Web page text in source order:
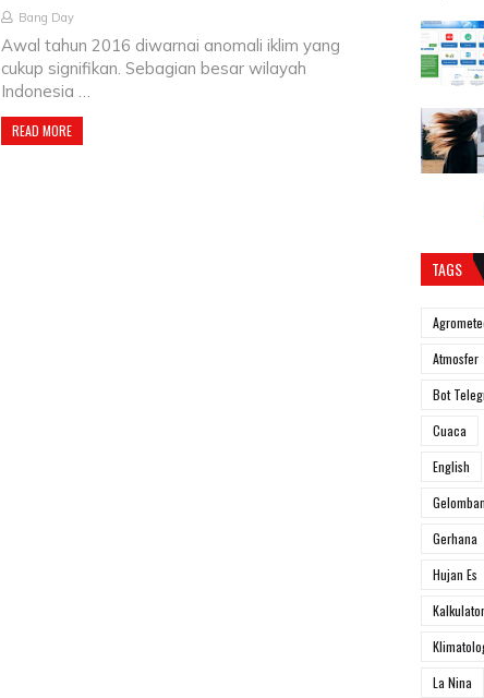
Bang Day
Awal tahun 2016 diwarnai anomali iklim yang
cukup signifikan. Sebagian besar wilayah
Indonesia …
READ MORE
TAGS
Atmosfer
Bot
Cuaca
English
Gerhana
Hujan Es
Kalkulator
La Nina